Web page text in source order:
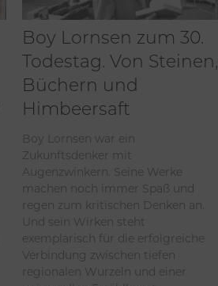
Boy Lornsen zum 30.
Todestag. Von Steinen,
Büchern und
Himbeersaft
Boy Lornsen war ein
Zukunftsdenker mit
Augenzwinkern. Seine Werke
machen noch immer Spaß und
regen zum kritischen Denken an.
Und sein Wirken steht
exemplarisch für die erfolgreiche
Verbindung zwischen tiefen
regionalen Wurzeln und einer